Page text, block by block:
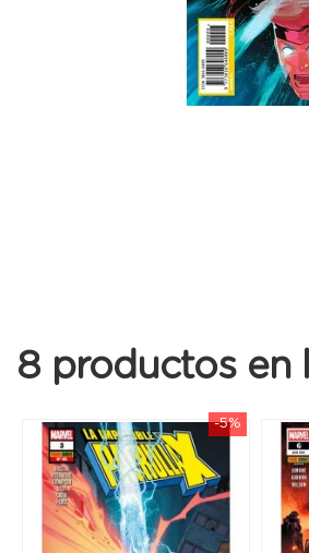
8 productos en
-5%